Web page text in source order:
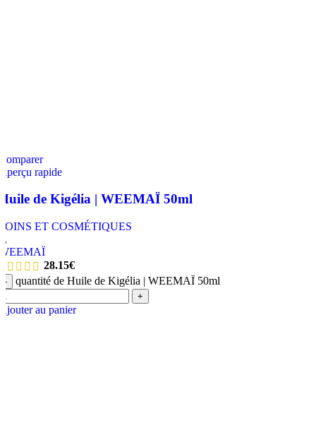
rapide
de Kigélia | WEEMAÏ 50ml
ET COSMÉTIQUES
,
28.15€
- quantité de Huile de Kigélia | WEEMAÏ 50ml
+
au panier